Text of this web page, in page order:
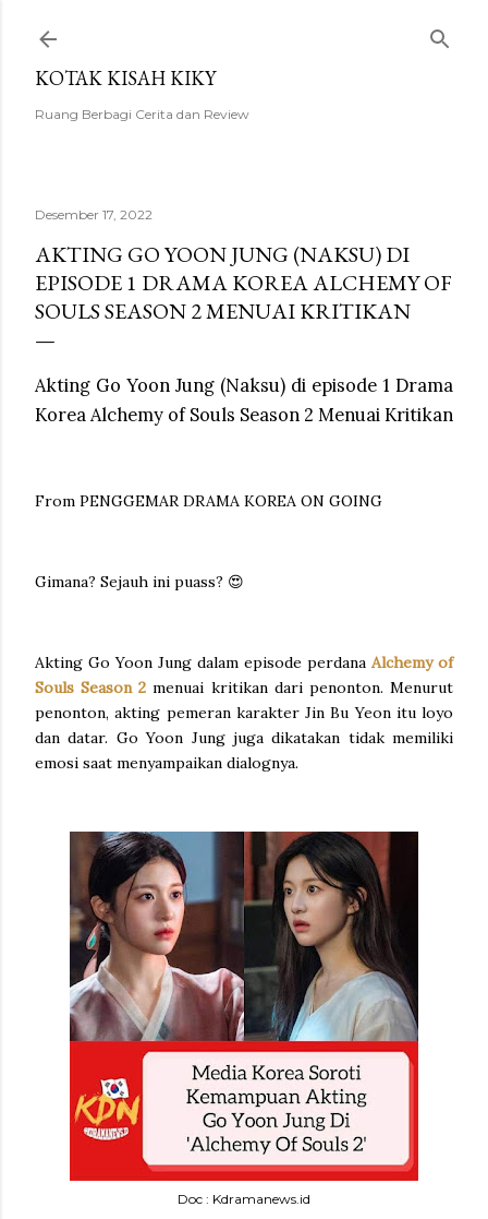
KOTAK KISAH KIKY
Ruang Berbagi Cerita dan Review
Desember 17, 2022
AKTING GO YOON JUNG (NAKSU) DI
EPISODE 1 DRAMA KOREA ALCHEMY OF
SOULS SEASON 2 MENUAI KRITIKAN
Akting Go Yoon Jung (Naksu) di episode 1 Drama
Korea Alchemy of Souls Season 2 Menuai Kritikan
From PENGGEMAR DRAMA KOREA ON GOING
Gimana? Sejauh ini puass? 😍
Akting Go Yoon Jung dalam episode perdana Alchemy of
Souls Season 2 menuai kritikan dari penonton. Menurut
penonton, akting pemeran karakter Jin Bu Yeon itu loyo
dan datar. Go Yoon Jung juga dikatakan tidak memiliki
emosi saat menyampaikan dialognya.
Doc : Kdramanews.id